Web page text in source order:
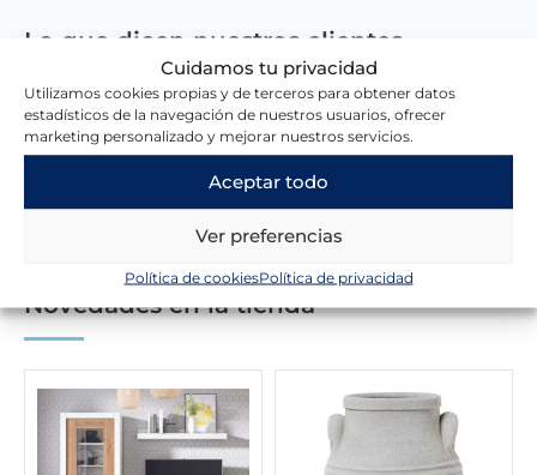
Cuidamos tu privacidad
Utilizamos cookies propias y de terceros para obtener datos
estadísticos de la navegación de nuestros usuarios, ofrecer
marketing personalizado y mejorar nuestros servicios.
Aceptar todo
Ver preferencias
Política de cookiesPolítica de privacidad
Lo que dicen nuestros clientes
Escribir una reseña
Novedades en la tienda